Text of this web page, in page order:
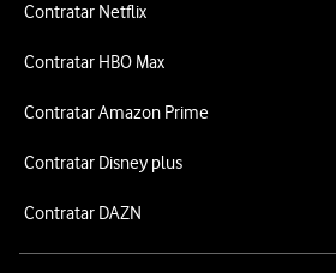
Contratar Netflix
Contratar HBO Max
Contratar Amazon Prime
Contratar Disney plus
Contratar DAZN